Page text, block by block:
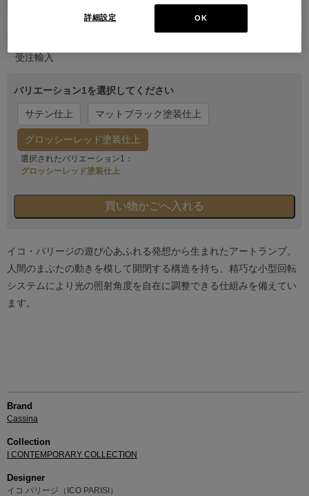
(通常価格 ￥209,000)
受注輸入
バリエーション1を選択してください
サテン仕上 マットブラック塗装仕上
グロッシーレッド塗装仕上
選択されたバリエーション1：
グロッシーレッド塗装仕上
イコ・パリージの遊び心あふれる発想から生まれたアートランプ。
人間のまぶたの動きを模して開閉する構造を持ち、精巧な小型回転
システムにより光の照射角度を自在に調整できる仕組みを備えてい
ます。
Brand
Cassina
Collection
I CONTEMPORARY COLLECTION
Designer
イコ パリージ（ICO PARISI）
OK
詳細設定